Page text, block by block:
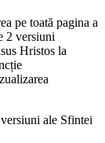
pe toată pagina a
2 versiuni
Hristos la
ale Sfintei